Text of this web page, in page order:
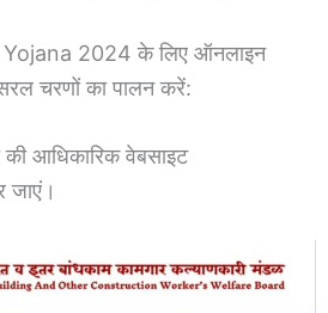
2024 के लिए ऑनलाइन
चरणों का पालन करें:
की आधिकारिक वेबसाइट
जाएं।